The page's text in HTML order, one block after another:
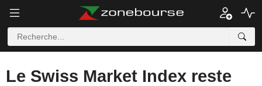
Le Swiss Market Index reste